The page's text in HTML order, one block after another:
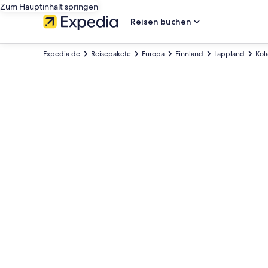
Zum Hauptinhalt springen
Reisen buchen
Lappland
Finnland
Europa
Reisepakete
Expedia.de